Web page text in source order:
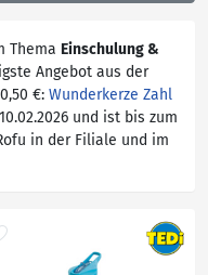
Thema Einschulung &
Angebot aus der
€: Wunderkerze Zahl
und ist bis zum
in der Filiale und im